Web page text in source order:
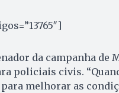
da campanha de
policiais civis.
para melhorar as